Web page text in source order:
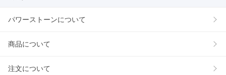
パワーストーンについて
商品について
注文について